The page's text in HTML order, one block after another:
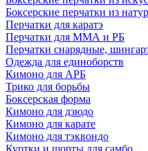
Боксерские перчатки из
Перчатки для каратэ
Перчатки для ММА и РБ
Перчатки снарядные,
Одежда для единоборств
Кимоно для АРБ
Трико для борьбы
Боксерская форма
Кимоно для дзюдо
Кимоно для карате
Кимоно для тэквондо
Куртки и шорты для самбо